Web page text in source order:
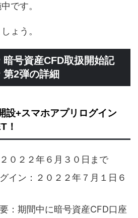
です。
ょう。
暗号資産CFD取扱開始記
2弾の詳細
設+スマホアプリログイン
！
０２２年６月３０日まで
イン：２０２２年７月１日６
：期間中に暗号資産CFD口座